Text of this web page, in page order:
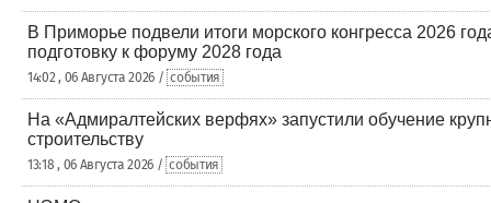
В Приморье подвели итоги морского конгресса 2026
подготовку к форуму 2028 года
14:02 , 06 Августа 2026 / события
На «Адмиралтейских верфях» запустили обучение
строительству
13:18 , 06 Августа 2026 / события